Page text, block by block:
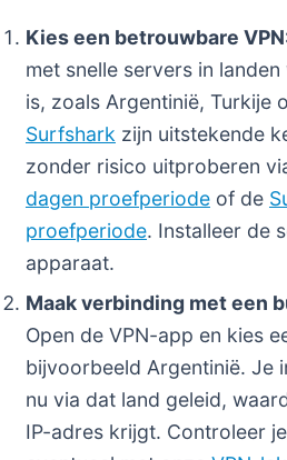
Kies een betrouwbare
met snelle servers in
is, zoals Argentinië, Turkije
Surfshark zijn uitstekende
zonder risico uitproberen
dagen proefperiodeof de
proefperiode. Installeer de
apparaat.
Maak verbinding met een
Open de VPN-app en kies
bijvoorbeeld Argentinië. Je
nu via dat land geleid,
IP-adres krijgt. Controleer